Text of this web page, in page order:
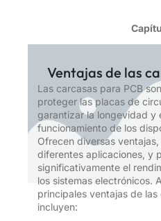
Ventajas de las
Las carcasas para PCB
proteger las placas de
garantizar la longevidad y
funcionamiento de los
Ofrecen diversas
diferentes aplicaciones, y
significativamente el
los sistemas electrónicos.
principales ventajas de las
incluyen: